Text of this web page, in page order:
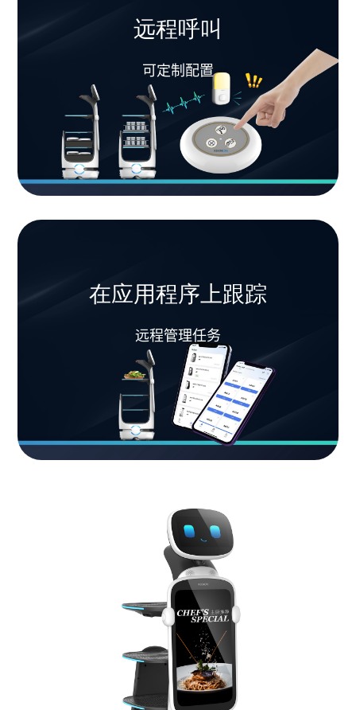
远程呼叫
可定制配置
在应用程序上跟踪
远程管理任务